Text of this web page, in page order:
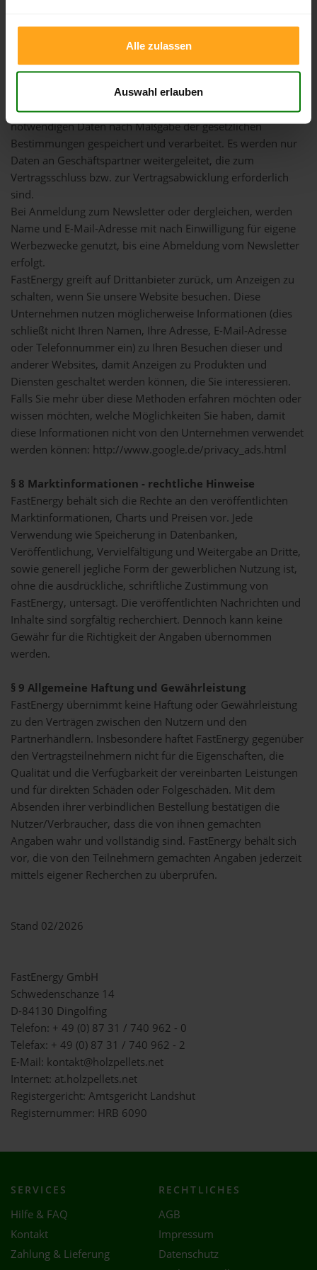
Alle zulassen
Auswahl erlauben
Bestellsystems und eventuell daraus entstehende Schäden.
FastEnergy speichert die Bestelldaten und sendet diese dem
Nutzer des Systems per E-Mail zu. Es werden nur die für die
Geschäftsabwicklung und den Geschäftsbetrieb
notwendigen Daten nach Maßgabe der gesetzlichen
Bestimmungen gespeichert und verarbeitet. Es werden nur
Daten an Geschäftspartner weitergeleitet, die zum
Vertragsschluss bzw. zur Vertragsabwicklung erforderlich
sind.
Bei Anmeldung zum Newsletter oder dergleichen, werden
Name und E-Mail-Adresse mit nach Einwilligung für eigene
Werbezwecke genutzt, bis eine Abmeldung vom Newsletter
erfolgt.
FastEnergy greift auf Drittanbieter zurück, um Anzeigen zu
schalten, wenn Sie unsere Website besuchen. Diese
Unternehmen nutzen möglicherweise Informationen (dies
schließt nicht Ihren Namen, Ihre Adresse, E-Mail-Adresse
oder Telefonnummer ein) zu Ihren Besuchen dieser und
anderer Websites, damit Anzeigen zu Produkten und
Diensten geschaltet werden können, die Sie interessieren.
Falls Sie mehr über diese Methoden erfahren möchten oder
wissen möchten, welche Möglichkeiten Sie haben, damit
diese Informationen nicht von den Unternehmen verwendet
werden können: http://www.google.de/privacy_ads.html
§ 8 Marktinformationen - rechtliche Hinweise
FastEnergy behält sich die Rechte an den veröffentlichten
Marktinformationen, Charts und Preisen vor. Jede
Verwendung wie Speicherung in Datenbanken,
Veröffentlichung, Vervielfältigung und Weitergabe an Dritte,
sowie generell jegliche Form der gewerblichen Nutzung ist,
ohne die ausdrückliche, schriftliche Zustimmung von
FastEnergy, untersagt. Die veröffentlichten Nachrichten und
Inhalte sind sorgfältig recherchiert. Dennoch kann keine
Gewähr für die Richtigkeit der Angaben übernommen
werden.
§ 9 Allgemeine Haftung und Gewährleistung
FastEnergy übernimmt keine Haftung oder Gewährleistung
zu den Verträgen zwischen den Nutzern und den
Partnerhändlern. Insbesondere haftet FastEnergy gegenüber
den Vertragsteilnehmern nicht für die Eigenschaften, die
Qualität und die Verfügbarkeit der vereinbarten Leistungen
und für direkten Schäden oder Folgeschäden. Mit dem
Absenden ihrer verbindlichen Bestellung bestätigen die
Nutzer/Verbraucher, dass die von ihnen gemachten
Angaben wahr und vollständig sind. FastEnergy behält sich
vor, die von den Teilnehmern gemachten Angaben jederzeit
mittels eigener Recherchen zu überprüfen.
Stand 02/2026
FastEnergy GmbH
Schwedenschanze 14
D-84130 Dingolfing
Telefon: + 49 (0) 87 31 / 740 962 - 0
Telefax: + 49 (0) 87 31 / 740 962 - 2
E-Mail: kontakt@holzpellets.net
Internet: at.holzpellets.net
Registergericht: Amtsgericht Landshut
Registernummer: HRB 6090
SERVICES
Hilfe & FAQ
Kontakt
Zahlung & Lieferung
RECHTLICHES
AGB
Impressum
Datenschutz